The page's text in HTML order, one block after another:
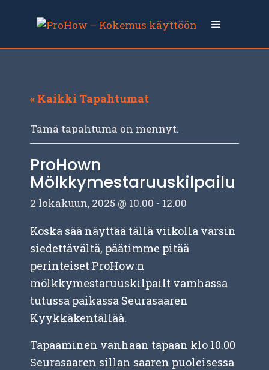
sisältöön
Valikko
« Kaikki Tapahtumat
Tämä tapahtuma on mennyt.
ProHown
Mölkkymestaruuskilpailu
2 lokakuun, 2025 @ 10.00 - 12.00
Koska sää näyttää tällä viikolla varsin
siedettävältä, päätimme pitää
perinteiset ProHow:n
mölkkymestaruuskilpailt vamhassa
tutussa paikassa Seurasaaren
Kyykkäkentälläå.
Tapaaminen vanhaan tapaan klo 10.00
Seurasaaren sillan saaren puoleisessa